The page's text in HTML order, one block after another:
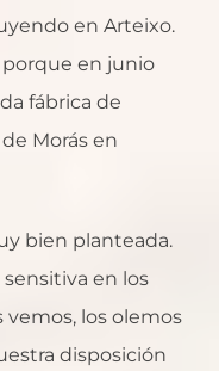
en Arteixo.
porque en junio
fábrica de
Morás en
bien planteada.
en los
los olemos
disposición